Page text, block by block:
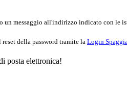
un messaggio all'indirizzo indicato con le
della password tramite la Login
posta elettronica!